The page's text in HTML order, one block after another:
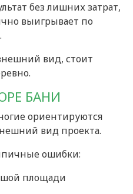
без лишних затрат,
выигрывает по
вид, стоит
БАНИ
ориентируются
вид проекта.
ошибки:
площади